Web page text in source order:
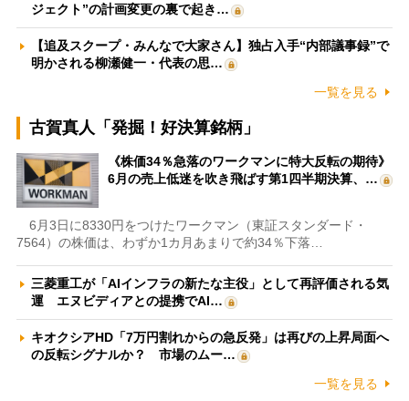
ジェクト”の計画変更の裏で起き…
【追及スクープ・みんなで大家さん】独占入手“内部議事録”で
明かされる柳瀬健一・代表の思…
一覧を見る
古賀真人「発掘！好決算銘柄」
《株価34％急落のワークマンに特大反転の期待》
6月の売上低迷を吹き飛ばす第1四半期決算、…
6月3日に8330円をつけたワークマン（東証スタンダード・
7564）の株価は、わずか1カ月あまりで約34％下落…
三菱重工が「AIインフラの新たな主役」として再評価される気
運 エヌビディアとの提携でAI…
キオクシアHD「7万円割れからの急反発」は再びの上昇局面へ
の反転シグナルか？ 市場のムー…
一覧を見る